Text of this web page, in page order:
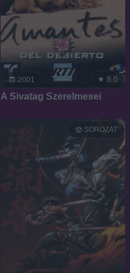
2001 8.0
A Sivatag Szerelmesei
SOROZAT